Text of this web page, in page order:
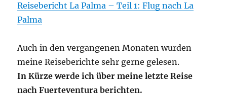
Reisebericht La Palma – Teil 1: Flug nach La
Palma
Auch in den vergangenen Monaten wurden
meine Reiseberichte sehr gerne gelesen.
In Kürze werde ich über meine letzte Reise
nach Fuerteventura berichten.